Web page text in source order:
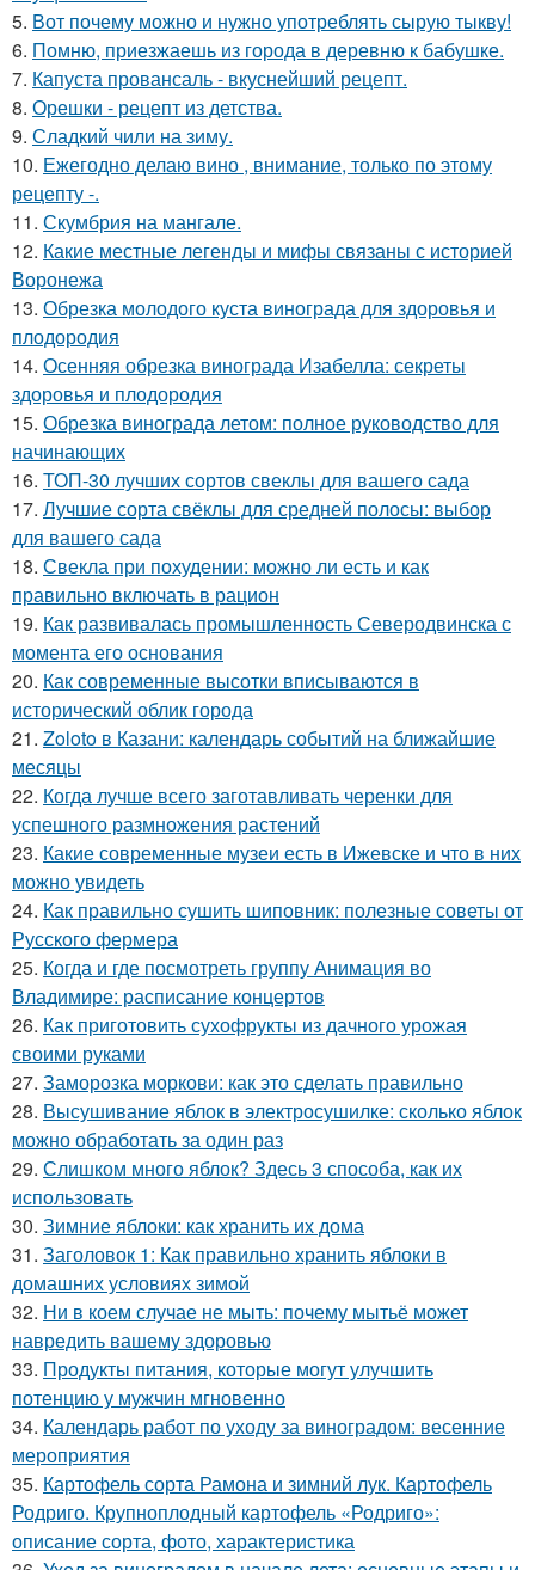
5. Вот почему можно и нужно употреблять сырую тыкву!
6. Помню, приезжаешь из города в деревню к бабушке.
7. Капуста провансаль - вкуснейший рецепт.
8. Орешки - рецепт из детства.
9. Сладкий чили на зиму.
10. Ежегодно делаю вино , внимание, только по этому
рецепту -.
11. Скумбрия на мангале.
12. Какие местные легенды и мифы связаны с историей
Воронежа
13. Обрезка молодого куста винограда для здоровья и
плодородия
14. Осенняя обрезка винограда Изабелла: секреты
здоровья и плодородия
15. Обрезка винограда летом: полное руководство для
начинающих
16. ТОП-30 лучших сортов свеклы для вашего сада
17. Лучшие сорта свёклы для средней полосы: выбор
для вашего сада
18. Свекла при похудении: можно ли есть и как
правильно включать в рацион
19. Как развивалась промышленность Северодвинска с
момента его основания
20. Как современные высотки вписываются в
исторический облик города
21. Zoloto в Казани: календарь событий на ближайшие
месяцы
22. Когда лучше всего заготавливать черенки для
успешного размножения растений
23. Какие современные музеи есть в Ижевске и что в них
можно увидеть
24. Как правильно сушить шиповник: полезные советы от
Русского фермера
25. Когда и где посмотреть группу Анимация во
Владимире: расписание концертов
26. Как приготовить сухофрукты из дачного урожая
своими руками
27. Заморозка моркови: как это сделать правильно
28. Высушивание яблок в электросушилке: сколько яблок
можно обработать за один раз
29. Слишком много яблок? Здесь 3 способа, как их
использовать
30. Зимние яблоки: как хранить их дома
31. Заголовок 1: Как правильно хранить яблоки в
домашних условиях зимой
32. Ни в коем случае не мыть: почему мытьё может
навредить вашему здоровью
33. Продукты питания, которые могут улучшить
потенцию у мужчин мгновенно
34. Календарь работ по уходу за виноградом: весенние
мероприятия
35. Картофель сорта Рамона и зимний лук. Картофель
Родриго. Крупноплодный картофель «Родриго»:
описание сорта, фото, характеристика